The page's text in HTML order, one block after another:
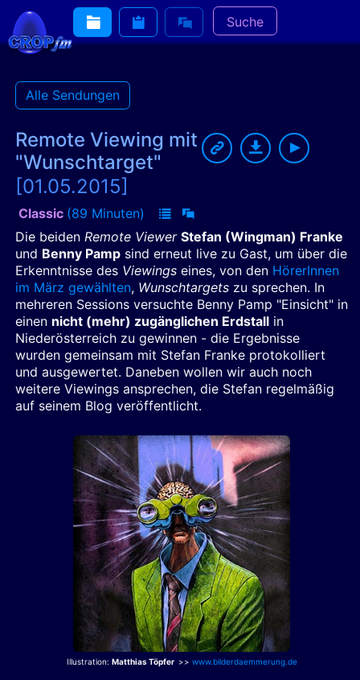
Suche
Alle Sendungen
Remote Viewing mit
"Wunschtarget"
[01.05.2015]
Classic (89 Minuten)
Die beiden Remote Viewer Stefan (Wingman) Franke
und Benny Pamp sind erneut live zu Gast, um über die
Erkenntnisse des Viewings eines, von den HörerInnen
im März gewählten, Wunschtargets zu sprechen. In
mehreren Sessions versuchte Benny Pamp "Einsicht" in
einen nicht (mehr) zugänglichen Erdstall in
Niederösterreich zu gewinnen - die Ergebnisse
wurden gemeinsam mit Stefan Franke protokolliert
und ausgewertet. Daneben wollen wir auch noch
weitere Viewings ansprechen, die Stefan regelmäßig
auf seinem Blog veröffentlicht.
Illustration: Matthias Töpfer >> www.bilderdaemmerung.de